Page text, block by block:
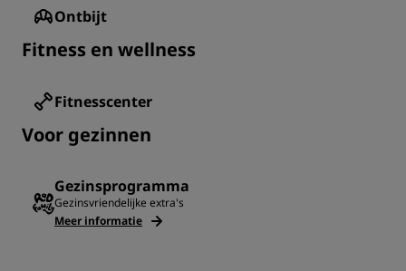
Ontbijt
Fitness en wellness
Fitnesscenter
Voor gezinnen
Gezinsprogramma
Gezinsvriendelijke extra's
Meer informatie